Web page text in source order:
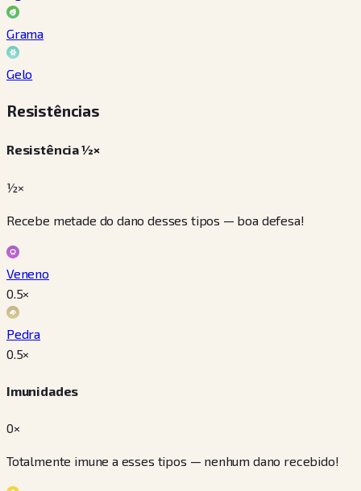
Grama
Gelo
Resistências
Resistência ½×
½×
Recebe metade do dano desses tipos — boa defesa!
Veneno
0.5×
Pedra
0.5×
Imunidades
0×
Totalmente imune a esses tipos — nenhum dano recebido!